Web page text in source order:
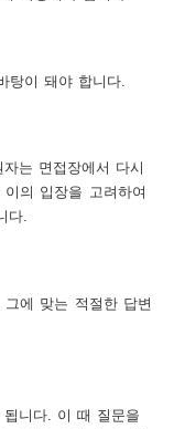
탕이 돼야 합니다.
는 면접장에서 다시
의 입장을 고려하여
다.
에 맞는 적절한 답변
니다. 이 때 질문을